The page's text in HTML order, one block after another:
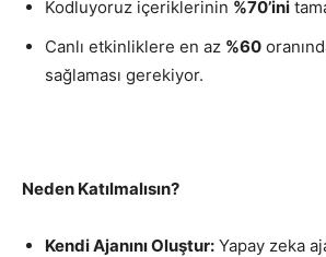
Kodluyoruz içeriklerinin %70’ini
Canlı etkinliklere en az %60
sağlaması gerekiyor.
Neden Katılmalısın?
Kendi Ajanını Oluştur: Yapay zeka